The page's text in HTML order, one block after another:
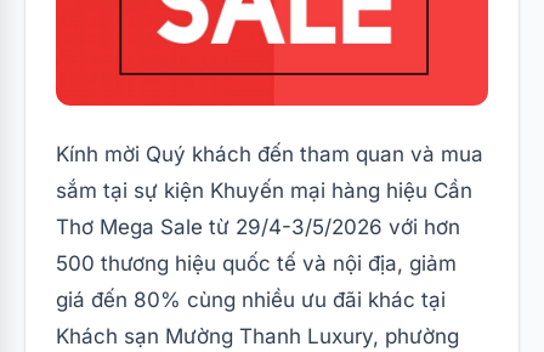
Kính mời Quý khách đến tham quan và mua
sắm tại sự kiện Khuyến mại hàng hiệu Cần
Thơ Mega Sale từ 29/4-3/5/2026 với hơn
500 thương hiệu quốc tế và nội địa, giảm
giá đến 80% cùng nhiều ưu đãi khác tại
Khách sạn Mường Thanh Luxury, phường